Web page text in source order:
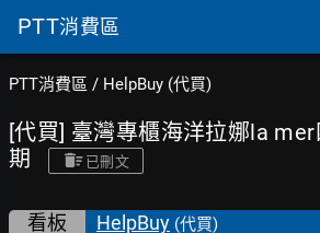
PTT消費區
PTT消費區 / HelpBuy (代買)
[代買] 臺灣專櫃海洋拉娜la
期
已刪文
看板 HelpBuy (代買)